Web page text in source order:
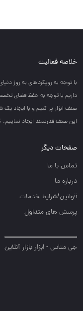
خلاصه فعالیت
با توجه به رويكردهاي به روز
داريم با توجه به حفظ فضاي
صنف ابزار پر كنيم و با ايجاد
اين صنف قدرتمند ايجاد نماييم. کد شامد: 1-1-
صفحات دیگر
تماس با ما
درباره ما
قوانین/شرایط خدمات
پرسش های متداول
جی متاس - ابزار بازار آنلاین